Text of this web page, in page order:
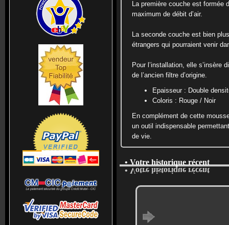
La première couche est
maximum de débit d’air.
La seconde couche est bien
étrangers qui pourraient venir
Pour l’installation, elle s’insère
de l’ancien filtre d’origine.
Epaisseur : Double
Coloris : Rouge / Noir
En complément de cette
un outil indispensable
de vie.
• Votre historique récent
• Votre historique récent